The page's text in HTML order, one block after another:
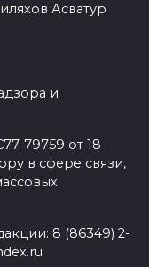
Асватур
и
79759 от 18
в сфере связи,
8 (86349) 2-